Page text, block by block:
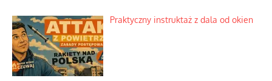
Praktyczny instruktaż z dala od okien